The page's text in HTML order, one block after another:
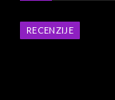
RECENZIJE